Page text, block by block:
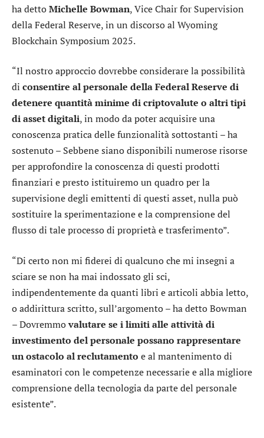
ha dettoMichelle Bowman, Vice Chair for Supervision
della Federal Reserve, in un discorso al Wyoming
Blockchain Symposium 2025.
“Il nostro approccio dovrebbe considerare la possibilità
di consentire al personale della Federal Reserve di
detenere quantità minime di criptovalute o altri tipi
di asset digitali, in modo da poter acquisire una
conoscenza pratica delle funzionalità sottostanti – ha
sostenuto – Sebbene siano disponibili numerose risorse
per approfondire la conoscenza di questi prodotti
finanziari e presto istituiremo un quadro per la
supervisione degli emittenti di questi asset, nulla può
sostituire la sperimentazione e la comprensione del
flusso di tale processo di proprietà e trasferimento”.
“Di certo non mi fiderei di qualcuno che mi insegni a
sciare se non ha mai indossato gli sci,
indipendentemente da quanti libri e articoli abbia letto,
o addirittura scritto, sull’argomento – ha detto Bowman
– Dovremmovalutare se i limiti alle attività di
investimento del personale possano rappresentare
un ostacolo al reclutamento e al mantenimento di
esaminatori con le competenze necessarie e alla migliore
comprensione della tecnologia da parte del personale
esistente”.